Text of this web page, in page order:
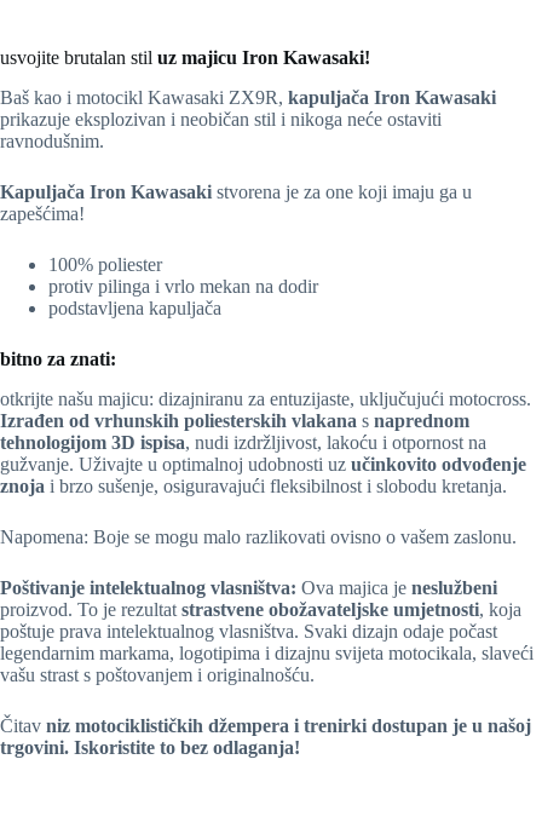
usvojite brutalan stil uz majicu Iron Kawasaki!
Baš kao i motocikl Kawasaki ZX9R, kapuljača Iron Kawasaki
prikazuje eksplozivan i neobičan stil i nikoga neće ostaviti
ravnodušnim.
Kapuljača Iron Kawasaki stvorena je za one koji imaju ga u
zapešćima!
100% poliester
protiv pilinga i vrlo mekan na dodir
podstavljena kapuljača
bitno za znati:
otkrijte našu majicu: dizajniranu za entuzijaste, uključujući motocross.
Izrađen od vrhunskih poliesterskih vlakana s naprednom
tehnologijom 3D ispisa, nudi izdržljivost, lakoću i otpornost na
gužvanje. Uživajte u optimalnoj udobnosti uz učinkovito odvođenje
znoja i brzo sušenje, osiguravajući fleksibilnost i slobodu kretanja.
Napomena: Boje se mogu malo razlikovati ovisno o vašem zaslonu.
Poštivanje intelektualnog vlasništva: Ova majica je neslužbeni
proizvod. To je rezultat strastvene obožavateljske umjetnosti, koja
poštuje prava intelektualnog vlasništva. Svaki dizajn odaje počast
legendarnim markama, logotipima i dizajnu svijeta motocikala, slaveći
vašu strast s poštovanjem i originalnošću.
Čitav niz motociklističkih džempera i trenirki dostupan je u našoj
trgovini. Iskoristite to bez odlaganja!